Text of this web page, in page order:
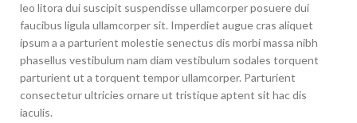
leo litora dui suscipit suspendisse ullamcorper posuere dui
faucibus ligula ullamcorper sit. Imperdiet augue cras aliquet
ipsum a a parturient molestie senectus dis morbi massa nibh
phasellus vestibulum nam diam vestibulum sodales torquent
parturient ut a torquent tempor ullamcorper. Parturient
consectetur ultricies ornare ut tristique aptent sit hac dis
iaculis.